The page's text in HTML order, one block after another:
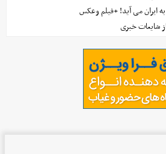
ایران می آید! +فیلم وعکس
شایعات خبری